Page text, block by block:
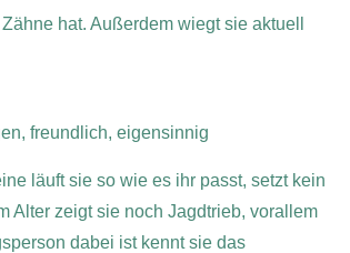
hat. Außerdem wiegt sie aktuell
freundlich, eigensinnig
läuft sie so wie es ihr passt, setzt kein
Alter zeigt sie noch Jagdtrieb, vorallem
dabei ist kennt sie das